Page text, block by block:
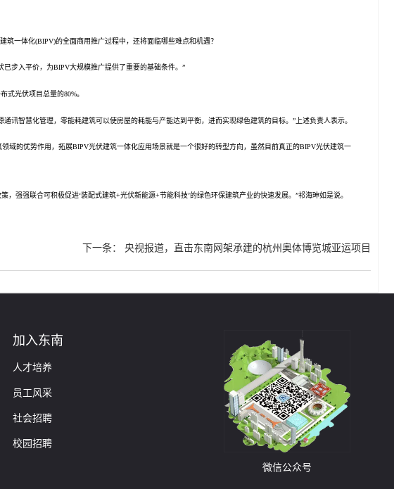
一体化(BIPV)的全面商用推广过程中，还将面临哪些难点和机遇？
步入平价，为BIPV大规模推广提供了重要的基础条件。”
光伏项目总量的80%。
智慧化管理，零能耗建筑可以使房屋的耗能与产能达到平衡，进而实现绿色建筑的目标。”上述负责人表示。
的优势作用，拓展BIPV光伏建筑一体化应用场景就是一个很好的转型方向，虽然目前真正的BIPV光伏建筑一
强强联合可积极促进‘装配式建筑+光伏新能源+节能科技’的绿色环保建筑产业的快速发展。”祁海珅如是说。
下一条： 央视报道，直击东南网架承建的杭州奥体博览城亚运项目
加入东南
人才培养
员工风采
社会招聘
校园招聘
微信公众号